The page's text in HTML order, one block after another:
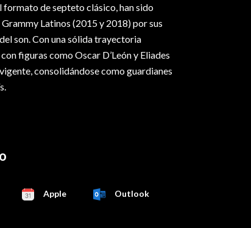
formato de septeto clásico, han sido
Latinos (2015 y 2018) por sus
son. Con una sólida trayectoria
figuras como Oscar D’León y Eliades
consolidándose como guardianes
Apple Outlook